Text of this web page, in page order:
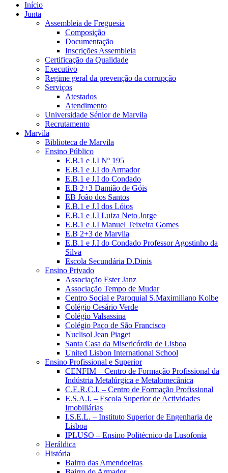
Início
Junta
Assembleia de Freguesia
Composição
Documentação
Inscrições Assembleia
Certificação da Qualidade
Executivo
Regime geral da prevenção da corrupção
Serviços
Atestados
Atendimento
Universidade Sénior de Marvila
Recrutamento
Marvila
Biblioteca de Marvila
Ensino Público
E.B.1 e J.I Nº 195
E.B.1 e J.I do Armador
E.B.1 e J.I do Condado
E.B 2+3 Damião de Góis
EB João dos Santos
E.B.1 e J.I dos Lóios
E.B.1 e J.I Luiza Neto Jorge
E.B.1 e J.I Manuel Teixeira Gomes
E.B 2+3 de Marvila
E.B.1 e J.I do Condado Professor Agostinho da
Silva
Escola Secundária D.Dinis
Ensino Privado
Associação Ester Janz
Associação Tempo de Mudar
Centro Social e Paroquial S.Maximiliano Kolbe
Colégio Cesário Verde
Colégio Valsassina
Colégio Paço de São Francisco
Nuclisol Jean Piaget
Santa Casa da Misericórdia de Lisboa
United Lisbon International School
Ensino Profissional e Superior
CENFIM – Centro de Formação Profissional da
Indústria Metalúrgica e Metalomecânica
C.E.R.C.I. – Centro de Formação Profissional
E.S.A.I. – Escola Superior de Actividades
Imobiliárias
I.S.E.L. – Instituto Superior de Engenharia de
Lisboa
IPLUSO – Ensino Politécnico da Lusofonia
Heráldica
História
Bairro das Amendoeiras